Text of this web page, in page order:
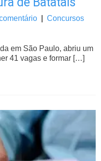
|Concursos
em São Paulo, abriu um
41 vagas e formar […]